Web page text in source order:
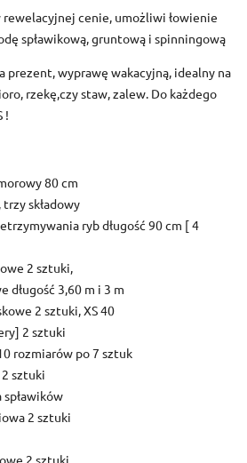
rewelacyjnej cenie, umożliwi łowienie
spławikową, gruntową i spinningową
prezent, wyprawę wakacyjną, idealny na
rzekę,czy staw, zalew. Do każdego
!
80 cm
składowy
ryb długość 90 cm [ 4
2 sztuki,
długość 3,60 m i 3 m
2 sztuki, XS 40
2 sztuki
rozmiarów po 7 sztuk
sztuki
2 sztuki
2 sztuki